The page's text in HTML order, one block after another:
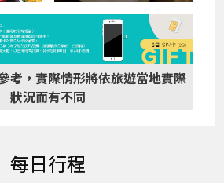
考，實際情形將依旅遊當地實際
狀況而有不同
每日行程